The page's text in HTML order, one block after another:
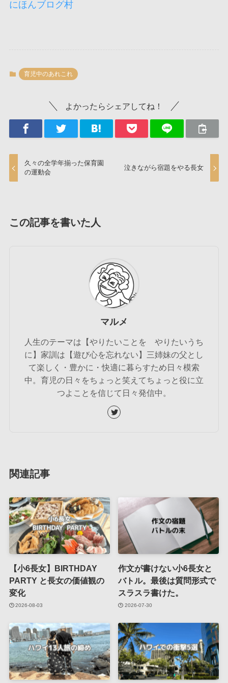
にほんブログ村
育児中のあれこれ
よかったらシェアしてね！
久々の全学年揃った保育園
の運動会
泣きながら宿題をやる長女
この記事を書いた人
マルメ
人生のテーマは【やりたいことを やりたいうち
に】家訓は【遊び心を忘れない】三姉妹の父とし
て楽しく・豊かに・快適に暮らすため日々模索
中。育児の日々をちょっと笑えてちょっと役に立
つよことを信じて日々発信中。
関連記事
【小6長女】BIRTHDAY
PARTY と長女の価値観の
変化
2026-08-03
作文が書けない小6長女と
バトル。最後は質問形式で
スラスラ書けた。
2026-07-30